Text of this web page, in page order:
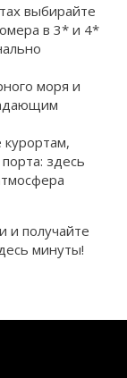
выбирайте
в 3* и 4*
моря и
здесь
получайте
минуты!